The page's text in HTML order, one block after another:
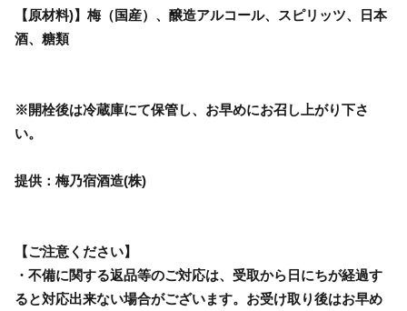
【原材料)】梅（国産）、醸造アルコール、スピリッツ、日本
酒、糖類
※開栓後は冷蔵庫にて保管し、お早めにお召し上がり下さ
い。
提供：梅乃宿酒造(株)
【ご注意ください】
・不備に関する返品等のご対応は、受取から日にちが経過す
ると対応出来ない場合がございます。お受け取り後はお早め